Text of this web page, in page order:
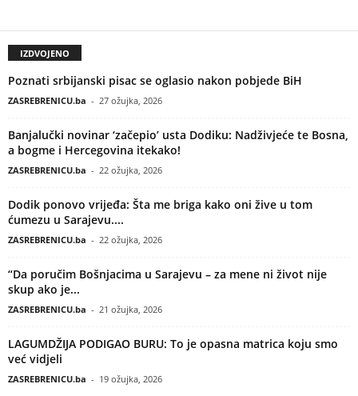
IZDVOJENO
Poznati srbijanski pisac se oglasio nakon pobjede BiH
ZASREBRENICU.ba - 27 ožujka, 2026
Banjalučki novinar ‘začepio’ usta Dodiku: Nadživjeće te Bosna,
a bogme i Hercegovina itekako!
ZASREBRENICU.ba - 22 ožujka, 2026
Dodik ponovo vrijeđa: Šta me briga kako oni žive u tom
ćumezu u Sarajevu....
ZASREBRENICU.ba - 22 ožujka, 2026
“Da poručim Bošnjacima u Sarajevu – za mene ni život nije
skup ako je...
ZASREBRENICU.ba - 21 ožujka, 2026
LAGUMDŽIJA PODIGAO BURU: To je opasna matrica koju smo
već vidjeli
ZASREBRENICU.ba - 19 ožujka, 2026